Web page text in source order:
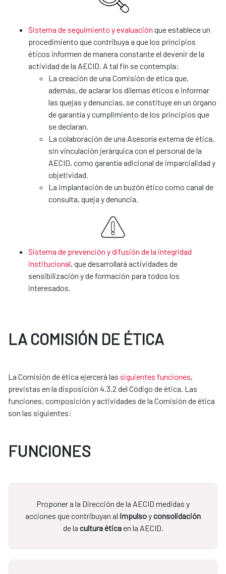
Sistema de seguimiento y evaluación que establece un
procedimiento que contribuya a que los principios
éticos informen de manera constante el devenir de la
actividad de la AECID. A tal fin se contempla:
La creación de una Comisión de ética que,
además, de aclarar los dilemas éticos e informar
las quejas y denuncias, se constituye en un órgano
de garantía y cumplimiento de los principios que
se declaran.
La colaboración de una Asesoría externa de ética,
sin vinculación jerárquica con el personal de la
AECID, como garantía adicional de imparcialidad y
objetividad.
La implantación de un buzón ético como canal de
consulta, queja y denuncia.
Sistema de prevención y difusión de la integridad
institucional, que desarrollará actividades de
sensibilización y de formación para todos los
interesados.
LA COMISIÓN DE ÉTICA
La Comisión de ética ejercerá las siguientes funciones,
previstas en la disposición 4.3.2 del Código de ética. Las
funciones, composición y actividades de la Comisión de ética
son las siguientes:
FUNCIONES
Proponer a la Dirección de la AECID medidas y
acciones que contribuyan al impulsoyconsolidación
de la cultura éticaen la AECID.